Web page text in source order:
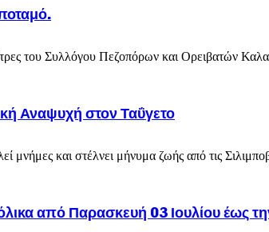
του Συλλόγου Πεζοπόρων και Ορειβατών
Αναψυχή στον Ταΰγετο
και στέλνει μήνυμα ζωής από τις
από Παρασκευή 03 Ιουλίου έως